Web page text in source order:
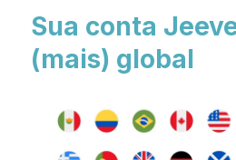
Sua conta
(mais) global